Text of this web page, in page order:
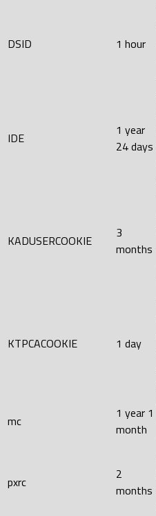
DSID 1 hour
IDE
1 year
24 days
KADUSERCOOKIE
3
months
KTPCACOOKIE 1 day
mc
1 year 1
month
pxrc
2
months